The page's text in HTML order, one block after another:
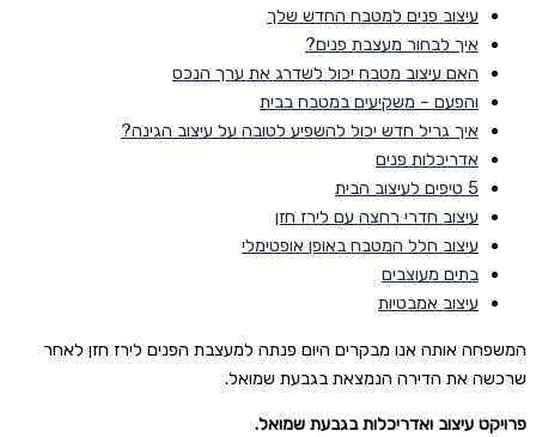
עיצוב פנים למטבח החדש שלך
איך לבחור מעצבת פנים?
האם עיצוב מטבח יכול לשדרג את ערך הנכס
והפעם – משקיעים במטבח בבית
איך גריל חדש יכול להשפיע לטובה על עיצוב הגינה?
אדריכלות פנים
5 טיפים לעיצוב הבית
עיצוב חדרי רחצה עם לירז חזן
עיצוב חלל המטבח באופן אופטימלי
בתים מעוצבים
עיצוב אמבטיות
המשפחה אותה אנו מבקרים היום פנתה למעצבת הפנים לירז חזן לאחר
שרכשה את הדירה הנמצאת בגבעת שמואל.
פרויקט עיצוב ואדריכלות בגבעת שמואל.